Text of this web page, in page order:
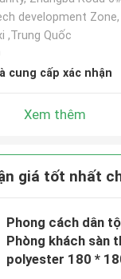
development Zone,
,Trung Quốc
cung cấp xác nhận
Xem thêm
giá tốt nhất
Phong cách dân
Phòng khách sàn
polyester 180 *